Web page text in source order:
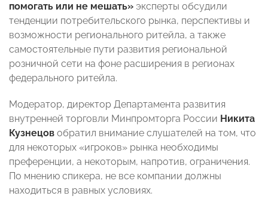
помогать или не мешать» эксперты обсудили
тенденции потребительского рынка, перспективы и
возможности регионального ритейла, а также
самостоятельные пути развития региональной
розничной сети на фоне расширения в регионах
федерального ритейла.
Модератор, директор Департамента развития
внутренней торговли Минпромторга России Никита
Кузнецов обратил внимание слушателей на том, что
для некоторых «игроков» рынка необходимы
преференции, а некоторым, напротив, ограничения.
По мнению спикера, не все компании должны
находиться в равных условиях.